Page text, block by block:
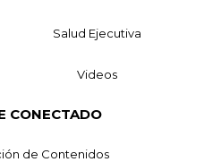
Salud Ejecutiva
Videos
CONECTADO
de Contenidos